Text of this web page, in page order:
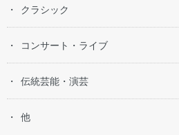
クラシック
コンサート・ライブ
伝統芸能・演芸
他